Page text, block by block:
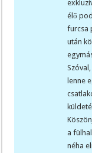
élő
furcsa
után
lenne
a
néha